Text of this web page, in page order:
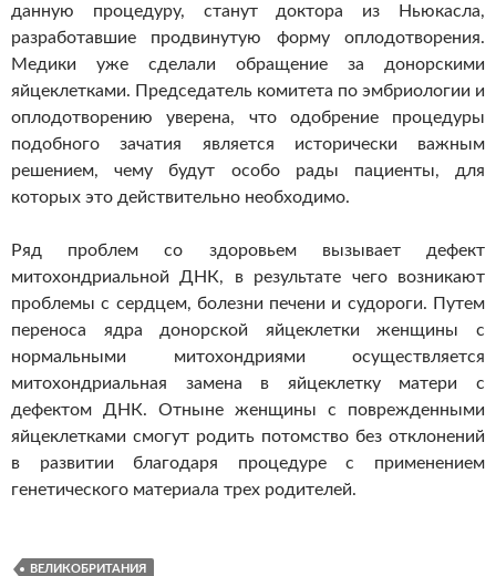
данную процедуру, станут доктора из Ньюкасла,
разработавшие продвинутую форму оплодотворения.
Медики уже сделали обращение за донорскими
яйцеклетками. Председатель комитета по эмбриологии и
оплодотворению уверена, что одобрение процедуры
подобного зачатия является исторически важным
решением, чему будут особо рады пациенты, для
которых это действительно необходимо.
Ряд проблем со здоровьем вызывает дефект
митохондриальной ДНК, в результате чего возникают
проблемы с сердцем, болезни печени и судороги. Путем
переноса ядра донорской яйцеклетки женщины с
нормальными митохондриями осуществляется
митохондриальная замена в яйцеклетку матери с
дефектом ДНК. Отныне женщины с поврежденными
яйцеклетками смогут родить потомство без отклонений
в развитии благодаря процедуре с применением
генетического материала трех родителей.
ВЕЛИКОБРИТАНИЯ